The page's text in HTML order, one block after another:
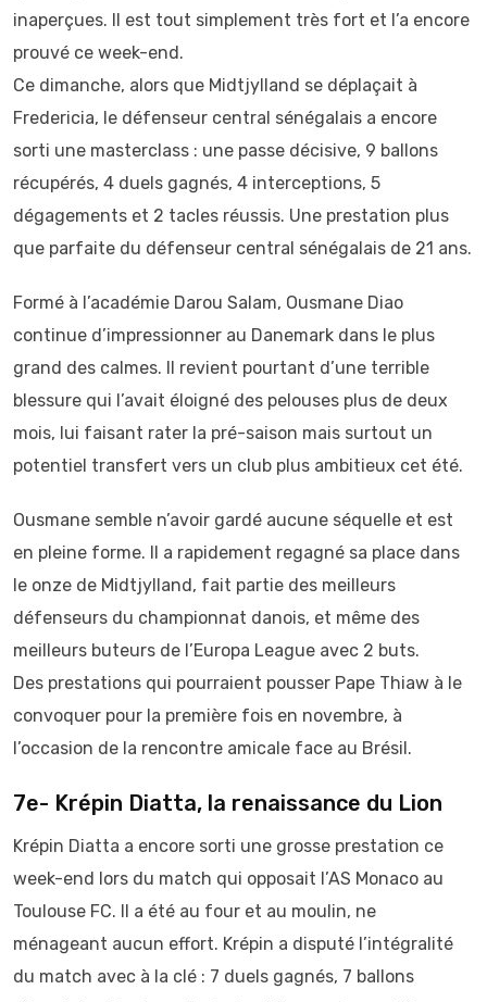
inaperçues. Il est tout simplement très fort et l’a encore
prouvé ce week-end.
Ce dimanche, alors que Midtjylland se déplaçait à
Fredericia, le défenseur central sénégalais a encore
sorti une masterclass : une passe décisive, 9 ballons
récupérés, 4 duels gagnés, 4 interceptions, 5
dégagements et 2 tacles réussis. Une prestation plus
que parfaite du défenseur central sénégalais de 21 ans.
Formé à l’académie Darou Salam, Ousmane Diao
continue d’impressionner au Danemark dans le plus
grand des calmes. Il revient pourtant d’une terrible
blessure qui l’avait éloigné des pelouses plus de deux
mois, lui faisant rater la pré-saison mais surtout un
potentiel transfert vers un club plus ambitieux cet été.
Ousmane semble n’avoir gardé aucune séquelle et est
en pleine forme. Il a rapidement regagné sa place dans
le onze de Midtjylland, fait partie des meilleurs
défenseurs du championnat danois, et même des
meilleurs buteurs de l’Europa League avec 2 buts.
Des prestations qui pourraient pousser Pape Thiaw à le
convoquer pour la première fois en novembre, à
l’occasion de la rencontre amicale face au Brésil.
7e- Krépin Diatta, la renaissance du Lion
Krépin Diatta a encore sorti une grosse prestation ce
week-end lors du match qui opposait l’AS Monaco au
Toulouse FC. Il a été au four et au moulin, ne
ménageant aucun effort. Krépin a disputé l’intégralité
du match avec à la clé : 7 duels gagnés, 7 ballons